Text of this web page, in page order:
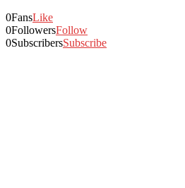
0FansLike
0FollowersFollow
0SubscribersSubscribe